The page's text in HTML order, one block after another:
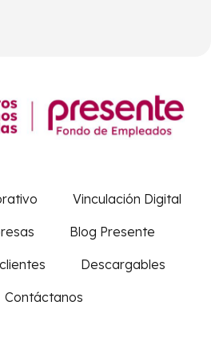
Vinculación Digital
Blog Presente
Descargables
Contáctanos